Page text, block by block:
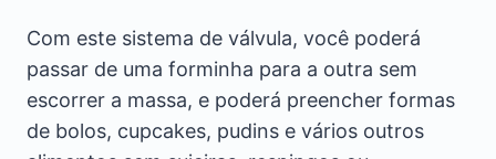
Com este sistema de válvula, você poderá
passar de uma forminha para a outra sem
escorrer a massa, e poderá preencher formas
de bolos, cupcakes, pudins e vários outros